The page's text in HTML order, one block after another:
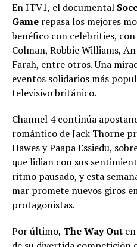
En ITV1, el documental
Game repasa los mejores
benéfico con celebrities,
Colman, Robbie Williams,
Farah, entre otros. Una
eventos solidarios más
televisivo británico.
Channel 4 continúa
romántico de Jack Thorne
Hawes y Paapa Essiedu,
que lidian con sus
ritmo pausado, y esta
mar promete nuevos giros
protagonistas.
Por último, The Way Out